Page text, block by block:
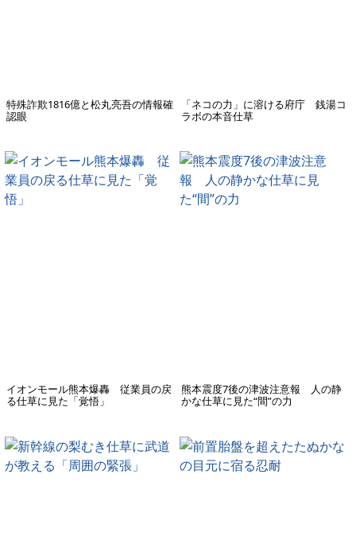
特殊詐欺1816億と松丸亮吾の情報確
認眼
「ネコの力」に溶ける府庁 銭湯コ
ラボの本音仕草
イオンモール熊本爆轟 従業員の戻
る仕草に見た「覚悟」
熊本震度7後の津波注意報 人の静
かな仕草に見た“間”の力